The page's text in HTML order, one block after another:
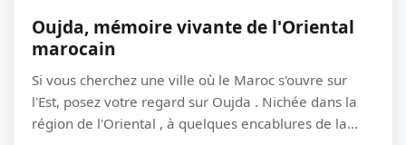
Oujda, mémoire vivante de l'Oriental
marocain
Si vous cherchez une ville où le Maroc s'ouvre sur
l'Est, posez votre regard sur Oujda . Nichée dans la
région de l'Oriental , à quelques encablures de la...